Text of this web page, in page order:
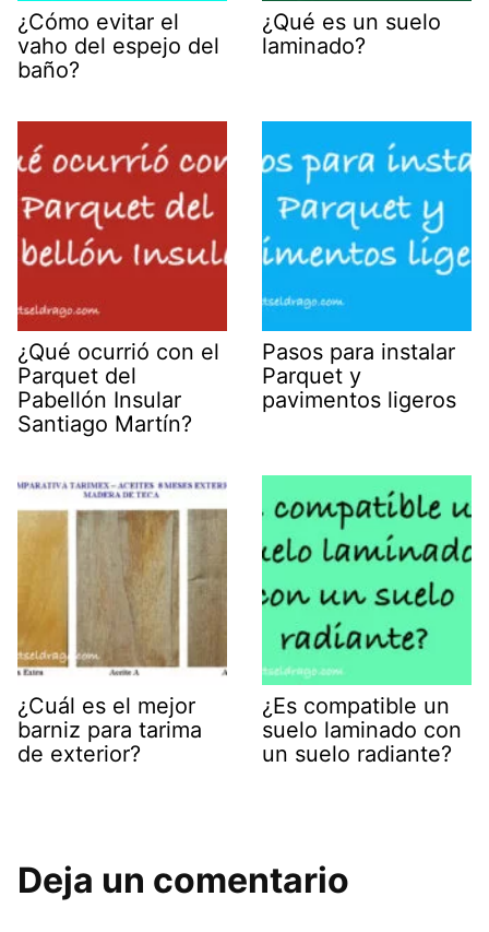
¿Cómo evitar el
vaho del espejo del
baño?
¿Qué es un suelo
laminado?
¿Qué ocurrió con el
Parquet del
Pabellón Insular
Santiago Martín?
Pasos para instalar
Parquet y
pavimentos ligeros
¿Cuál es el mejor
barniz para tarima
de exterior?
¿Es compatible un
suelo laminado con
un suelo radiante?
Deja un comentario